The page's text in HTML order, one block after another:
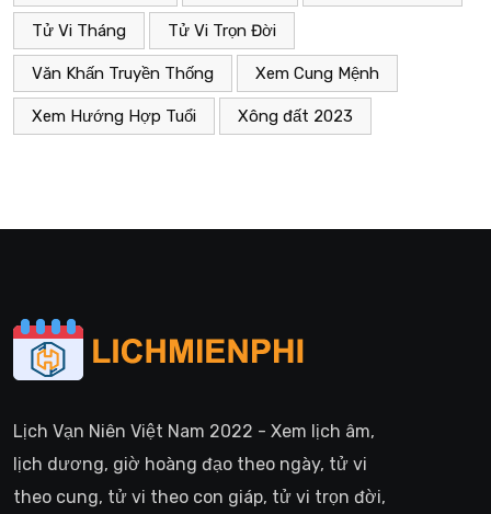
Tử Vi Tháng Tử Vi Trọn Đời
Văn Khấn Truyền Thống Xem Cung Mệnh
Xem Hướng Hợp Tuổi Xông đất 2023
Lịch Vạn Niên Việt Nam 2022 - Xem lịch âm,
lịch dương, giờ hoàng đạo theo ngày, tử vi
theo cung, tử vi theo con giáp, tử vi trọn đời,